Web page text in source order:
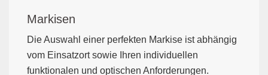
Markisen
Die Auswahl einer perfekten Markise ist abhängig
vom Einsatzort sowie Ihren individuellen
funktionalen und optischen Anforderungen.